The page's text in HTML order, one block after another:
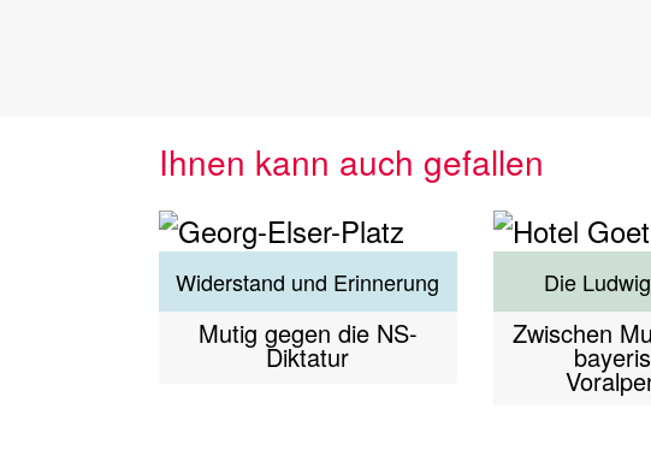
Ihnen kann auch gefallen
Widerstand und Erinnerung
Mutig gegen die NS-
Diktatur
Die
Zwischen